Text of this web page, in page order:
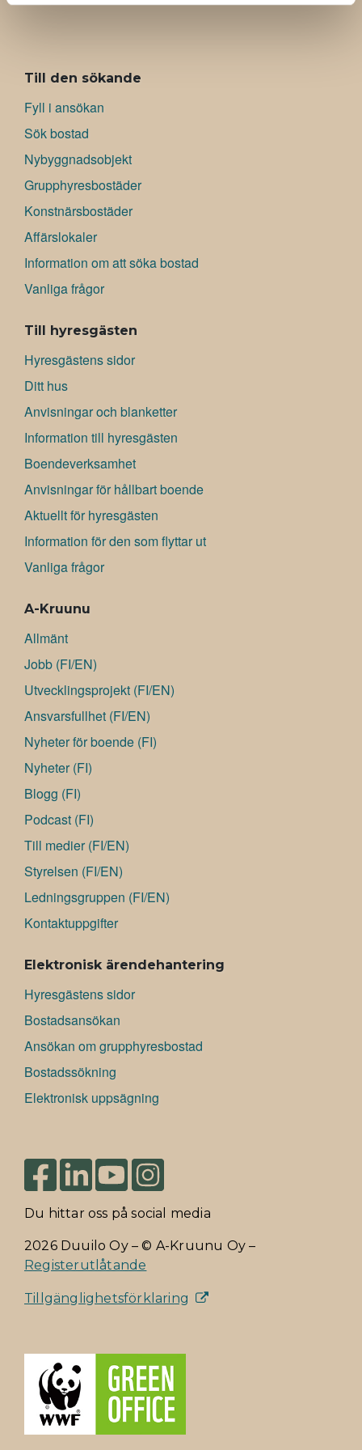
ALAVALIKKO
Till den sökande
Fyll i ansökan
Sök bostad
Nybyggnadsobjekt
Grupphyresbostäder
Konstnärsbostäder
Affärslokaler
Information om att söka bostad
Vanliga frågor
Till hyresgästen
Hyresgästens sidor
Ditt hus
Anvisningar och blanketter
Information till hyresgästen
Boendeverksamhet
Anvisningar för hållbart boende
Aktuellt för hyresgästen
Information för den som flyttar ut
Vanliga frågor
A-Kruunu
Allmänt
Jobb (FI/EN)
Utvecklingsprojekt (FI/EN)
Ansvarsfullhet (FI/EN)
Nyheter för boende (FI)
Nyheter (FI)
Blogg (FI)
Podcast (FI)
Till medier (FI/EN)
Styrelsen (FI/EN)
Ledningsgruppen (FI/EN)
Kontaktuppgifter
Elektronisk ärendehantering
Hyresgästens sidor
Bostadsansökan
Ansökan om grupphyresbostad
Bostadssökning
Elektronisk uppsägning
Du hittar oss på social media
2026 Duuilo Oy – © A-Kruunu Oy –
Registerutlåtande
Tillgänglighetsförklaring